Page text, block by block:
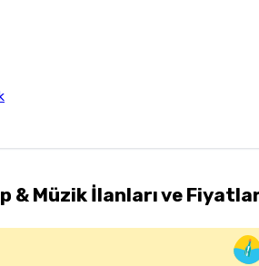
& Müzik İlanları ve